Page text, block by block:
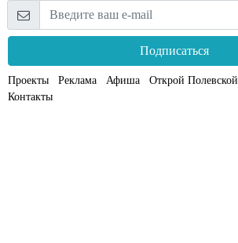
Подписаться
Проекты Реклама Афиша Открой Полевской
Контакты